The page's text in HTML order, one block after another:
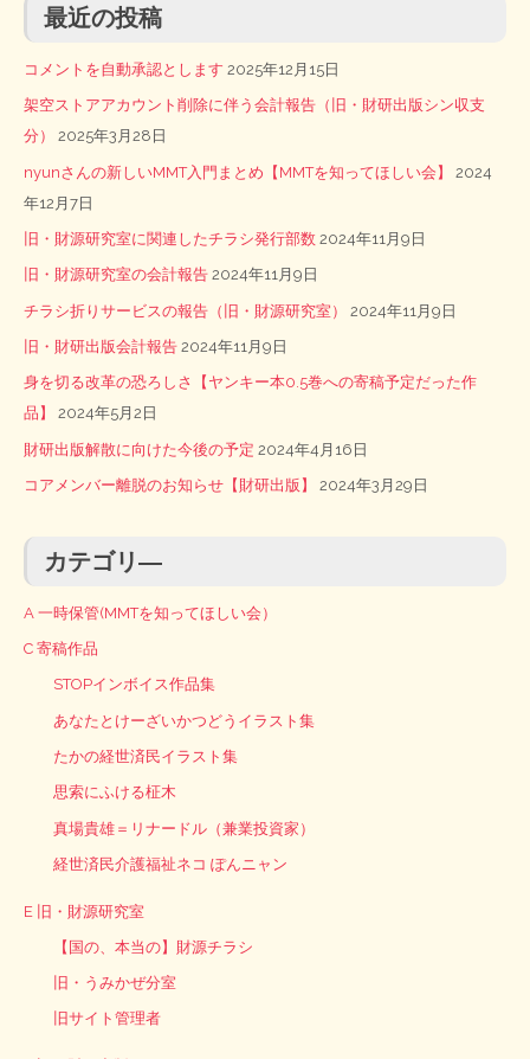
最近の投稿
コメントを自動承認とします 2025年12月15日
架空ストアアカウント削除に伴う会計報告（旧・財研出版シン収支
分）
2025年3月28日
nyunさんの新しいMMT入門まとめ【MMTを知ってほしい会】
2024
年12月7日
旧・財源研究室に関連したチラシ発行部数 2024年11月9日
旧・財源研究室の会計報告 2024年11月9日
チラシ折りサービスの報告（旧・財源研究室） 2024年11月9日
旧・財研出版会計報告 2024年11月9日
身を切る改革の恐ろしさ【ヤンキー本0.5巻への寄稿予定だった作
品】
2024年5月2日
財研出版解散に向けた今後の予定 2024年4月16日
コアメンバー離脱のお知らせ【財研出版】 2024年3月29日
カテゴリ―
A 一時保管(MMTを知ってほしい会）
C 寄稿作品
STOPインボイス作品集
あなたとけーざいかつどうイラスト集
たかの経世済民イラスト集
思索にふける柾木
真場貴雄＝リナードル（兼業投資家）
経世済民介護福祉ネコ ぽんニャン
E 旧・財源研究室
【国の、本当の】財源チラシ
旧・うみかぜ分室
旧サイト管理者